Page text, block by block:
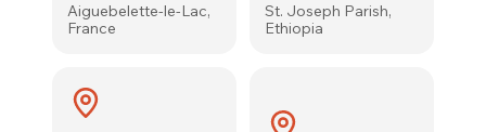
Aiguebelette-le-Lac,
France
St. Joseph Parish,
Ethiopia